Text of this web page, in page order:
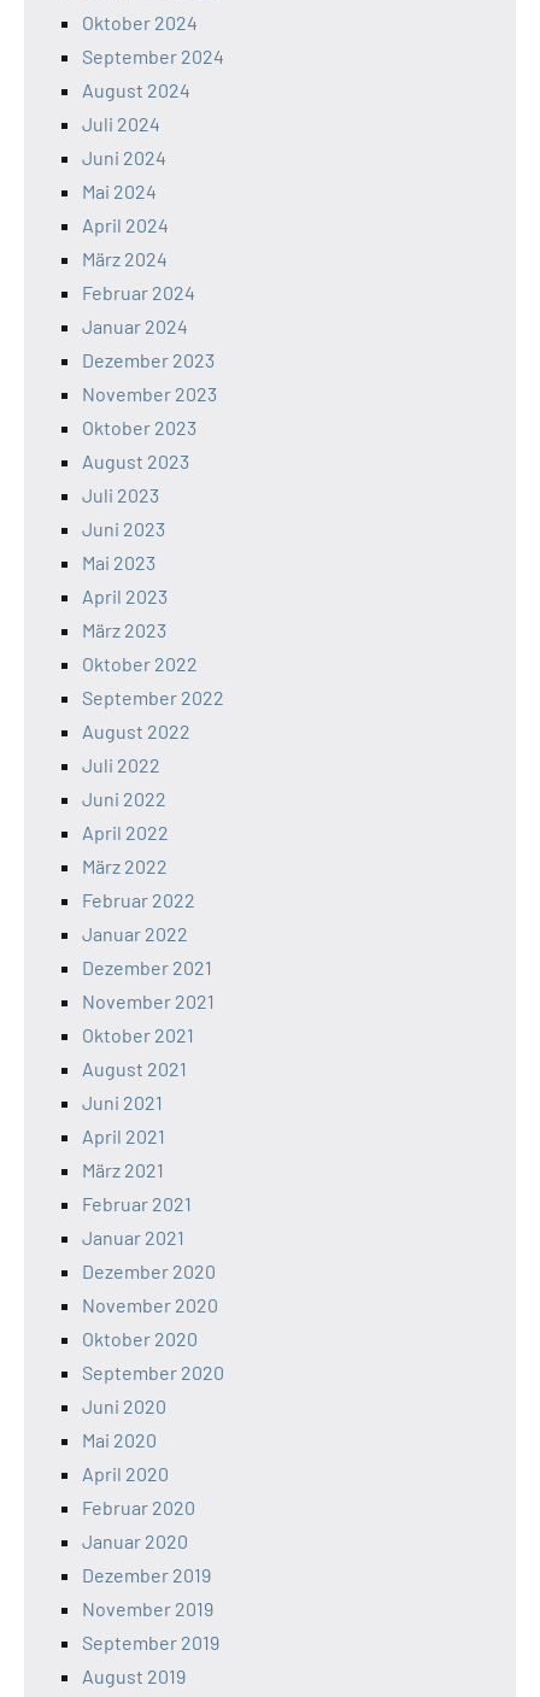
Oktober 2024
September 2024
August 2024
Juli 2024
Juni 2024
Mai 2024
April 2024
März 2024
Februar 2024
Januar 2024
Dezember 2023
November 2023
Oktober 2023
August 2023
Juli 2023
Juni 2023
Mai 2023
April 2023
März 2023
Oktober 2022
September 2022
August 2022
Juli 2022
Juni 2022
April 2022
März 2022
Februar 2022
Januar 2022
Dezember 2021
November 2021
Oktober 2021
August 2021
Juni 2021
April 2021
März 2021
Februar 2021
Januar 2021
Dezember 2020
November 2020
Oktober 2020
September 2020
Juni 2020
Mai 2020
April 2020
Februar 2020
Januar 2020
Dezember 2019
November 2019
September 2019
August 2019